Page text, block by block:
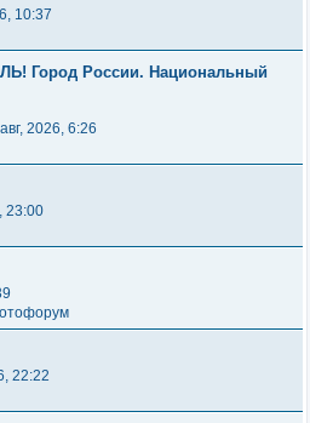
10:37
Город России. Национальный
2026, 6:26
23:00
22:22